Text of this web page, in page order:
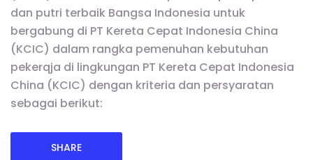
dan putri terbaik Bangsa Indonesia untuk
bergabung di PT Kereta Cepat Indonesia China
(KCIC) dalam rangka pemenuhan kebutuhan
pekerqja di lingkungan PT Kereta Cepat Indonesia
China (KCIC) dengan kriteria dan persyaratan
sebagai berikut:
SHARE